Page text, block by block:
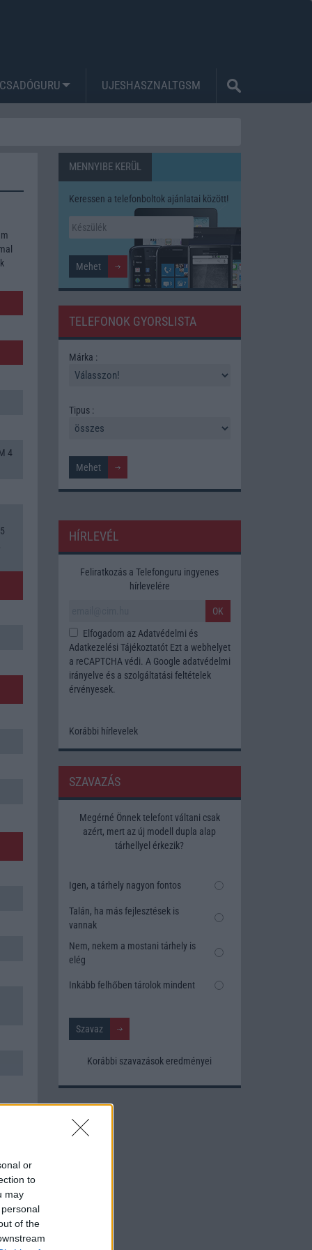
or
to
may
of the
UJESHASZNALTGSM
4
MENNYIBE KERÜL
Keressen a telefonboltok ajánlatai között!
TELEFONOK GYORSLISTA
Márka :
Tipus :
HÍRLEVÉL
Feliratkozás a Telefonguru ingyenes
hírlevelére
OK
Elfogadom az Adatvédelmi és
Adatkezelési TájékoztatótEzt a webhelyet
a reCAPTCHA védi. A Google adatvédelmi
irányelve és a szolgáltatási feltételek
érvényesek.
Korábbi hírlevelek
SZAVAZÁS
Megérné Önnek telefont váltani csak
azért, mert az új modell dupla alap
tárhellyel érkezik?
Igen, a tárhely nagyon fontos
Talán, ha más fejlesztések is
vannak
Nem, nekem a mostani tárhely is
elég
Inkább felhőben tárolok mindent
Korábbi szavazások eredményei